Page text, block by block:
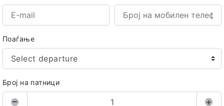
Поаѓање
Select departure
Број на патници